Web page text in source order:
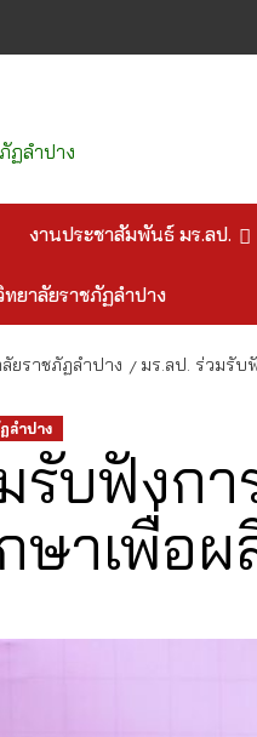
ฏลำปาง
งานประชาสัมพันธ์ มร.ลป.
ยาลัยราชภัฏลำปาง
ยราชภัฏลำปาง มร.ลป. ร่วมรับ
ลำปาง
รับฟังก
ษาเพื่อ